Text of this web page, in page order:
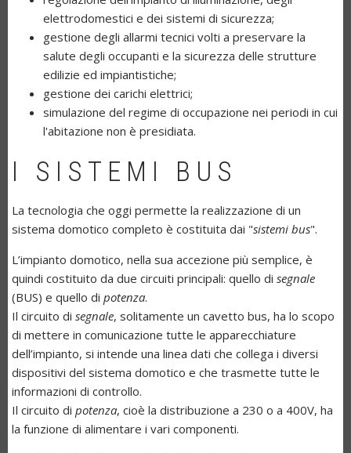
elettrodomestici e dei sistemi di sicurezza;
gestione degli allarmi tecnici volti a preservare la
salute degli occupanti e la sicurezza delle strutture
edilizie ed impiantistiche;
gestione dei carichi elettrici;
simulazione del regime di occupazione nei periodi in cui
l'abitazione non è presidiata.
I SISTEMI BUS
La tecnologia che oggi permette la realizzazione di un
sistema domotico completo è costituita dai "sistemi bus".
L’impianto domotico, nella sua accezione più semplice, è
quindi costituito da due circuiti principali: quello di segnale
(BUS) e quello di potenza.
Il circuito di segnale, solitamente un cavetto bus, ha lo scopo
di mettere in comunicazione tutte le apparecchiature
dell’impianto, si intende una linea dati che collega i diversi
dispositivi del sistema domotico e che trasmette tutte le
informazioni di controllo.
Il circuito di potenza, cioè la distribuzione a 230 o a 400V, ha
la funzione di alimentare i vari componenti.